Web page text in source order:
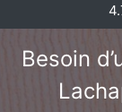
Besoin